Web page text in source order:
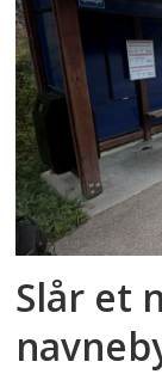
Slår et